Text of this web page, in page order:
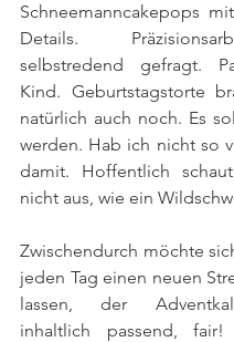
Schneemanncakepops
Details.
selbstredend gefragt.
Kind. Geburtstagstorte
natürlich auch noch. Es
werden. Hab ich nicht so
damit. Hoffentlich
nicht aus, wie ein
Zwischendurch möchte
jeden Tag einen neuen
lassen, der
inhaltlich passend, fair!